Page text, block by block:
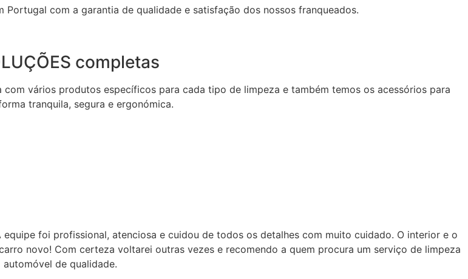
com a garantia de qualidade e satisfação dos nossos franqueados.
completas
vários produtos específicos para cada tipo de limpeza e também temos os acessórios para
tranquila, segura e ergonómica.
foi profissional, atenciosa e cuidou de todos os detalhes com muito cuidado. O interior e o
novo! Com certeza voltarei outras vezes e recomendo a quem procura um serviço de limpeza
automóvel de qualidade.